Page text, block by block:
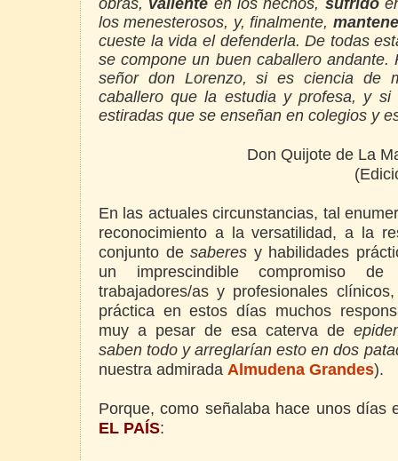
los menesterosos, y, finalmente,
cueste la vida el defenderla. De todas
se compone un buen caballero andante.
señor don Lorenzo, si es ciencia de
caballero que la estudia y profesa, y
estiradas que se enseñan en colegios y
Don Quijote de La
En las actuales circunstancias, tal
reconocimiento a la versatilidad, a la
conjunto desaberes y habilidades
un imprescindible compromiso
trabajadores/as y profesionales
práctica en estos días muchos
muy a pesar de esa caterva de
saben todo y arreglarían esto en dos
nuestra admirada Almudena Grandes).
Porque, como señalaba hace unos días
EL PAÍS: